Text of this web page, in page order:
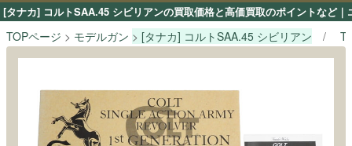
[タナカ] コルトSAA.45 シビリアンの買取価格と高価買取のポイントなど
TOPページ モデルガン [タナカ] コルトSAA.45 シビリアン